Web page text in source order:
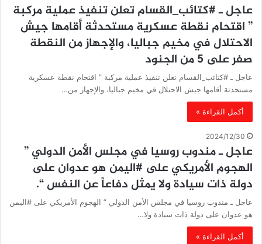
عاجل ـ #كتائب_القسام تعلن تنفيذ عملية مركبة
” اقتحام نقطة عسكرية مستحدثة أقامها جيش
الاحتلال في مخيم جباليا، والإجهاز من النقطة
صفر على 5 من الجنود
عاجل ـ #كتائب_القسام تعلن تنفيذ عملية مركبة ” اقتحام نقطة عسكرية
مستحدثة أقامها جيش الاحتلال في مخيم جباليا، والإجهاز من…
أكمل القراءة »
2024/12/30
عاجل ـ مندوب روسيا في مجلس الأمن الدولي ”
الهجوم الأمريكي على #اليمن هو عدوان على
دولة ذات سيادة ولا يمثل دفاعاً عن النفس “.
عاجل ـ مندوب روسيا في مجلس الأمن الدولي ” الهجوم الأمريكي على #اليمن
هو عدوان على دولة ذات سيادة ولا…
أكمل القراءة »